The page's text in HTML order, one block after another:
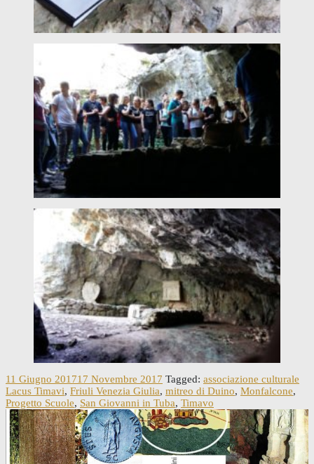
11 Giugno 201717 Novembre 2017 Tagged: associazione culturale
Lacus Timavi, Friuli Venezia Giulia, mitreo di Duino, Monfalcone,
Progetto Scuole, San Giovanni in Tuba, Timavo